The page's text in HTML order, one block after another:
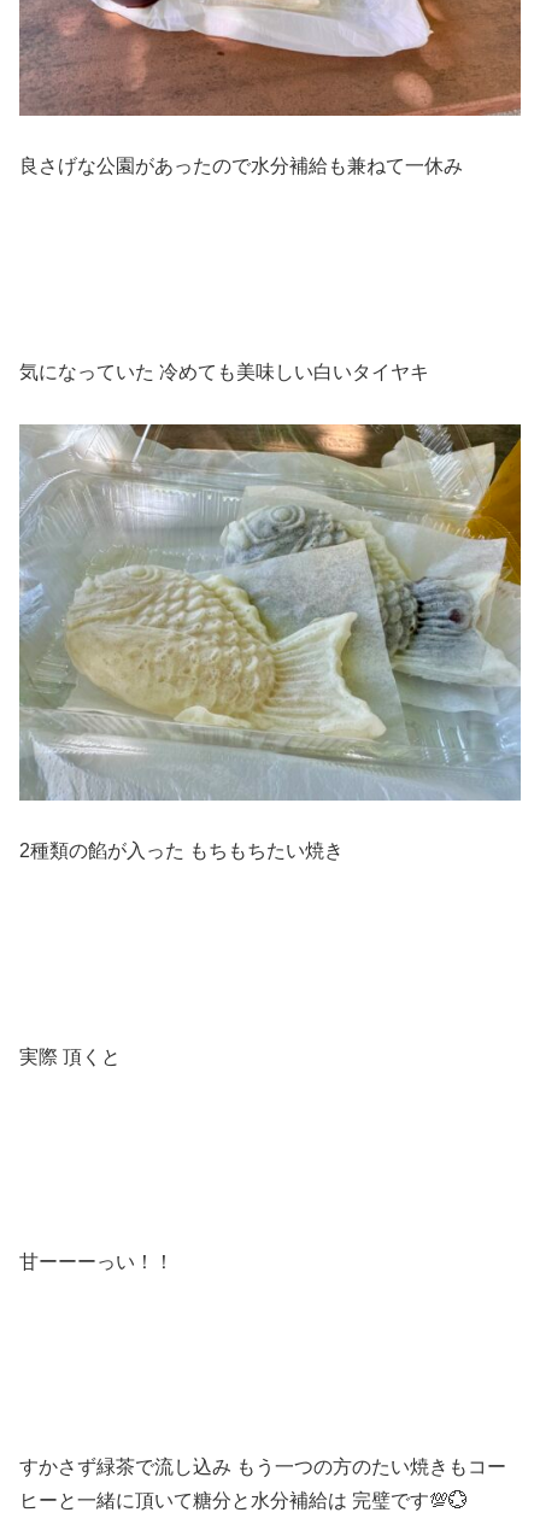
良さげな公園があったので水分補給も兼ねて一休み
気になっていた 冷めても美味しい白いタイヤキ
2種類の餡が入った もちもちたい焼き
実際 頂くと
甘ーーーっい！！
すかさず緑茶で流し込み もう一つの方のたい焼きもコー
ヒーと一緒に頂いて糖分と水分補給は 完璧です💯💮